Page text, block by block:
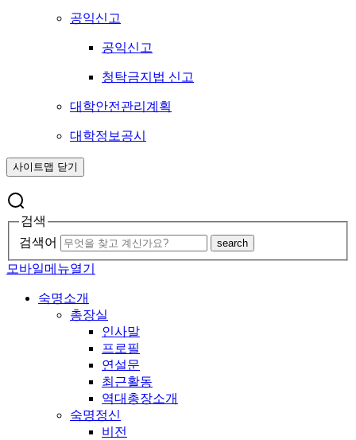
공익신고
공익신고
청탁금지법 신고
대학안전관리계획
대학정보공시
사이트맵 닫기
검색
검색어
search
모바일메뉴열기
숙명소개
총장실
인사말
프로필
연설문
최근활동
역대총장소개
숙명정신
비전